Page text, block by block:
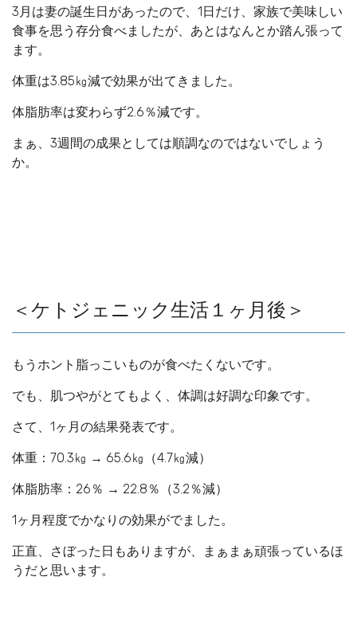
3月は妻の誕生日があったので、1日だけ、家族で美味しい
食事を思う存分食べましたが、あとはなんとか踏ん張って
ます。
体重は3.85㎏減で効果が出てきました。
体脂肪率は変わらず2.6％減です。
まぁ、3週間の成果としては順調なのではないでしょう
か。
＜ケトジェニック生活１ヶ月後＞
もうホント脂っこいものが食べたくないです。
でも、肌つやがとてもよく、体調は好調な印象です。
さて、1ヶ月の結果発表です。
体重：70.3㎏ → 65.6㎏（4.7㎏減）
体脂肪率：26％ → 22.8％（3.2％減）
1ヶ月程度でかなりの効果がでました。
正直、さぼった日もありますが、まぁまぁ頑張っているほ
うだと思います。